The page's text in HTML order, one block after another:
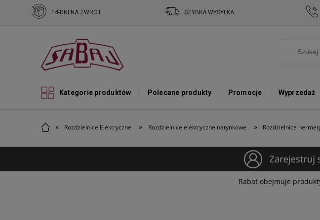
Kategorie produktów Polecane produkty Promocje Wyprzedaż
» Rozdzielnice Elektryczne » Rozdzielnice elektryczne natynkowe » Rozdzielnice
14-DNI NA ZWROT SZYBKA WYSYŁKA
Rabat obejmuje